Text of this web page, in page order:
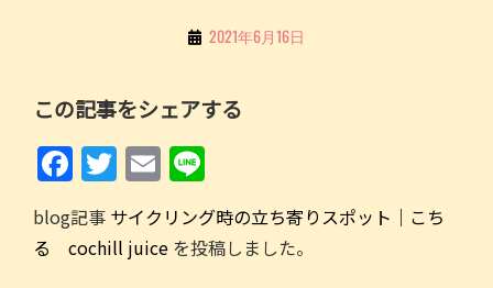
By
る
2021年6月16日
この記事をシェアする
F
a
c
e
T
w
itt
er
E
m
ai
l
n
e
blog記事 サイクリング時の立ち寄りスポット｜こち
る cochill juice を投稿しました。
ョ
ン